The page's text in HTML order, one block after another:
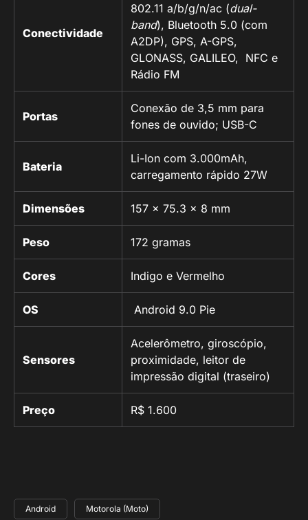
Conectividade
802.11 a/b/g/n/ac (dual-
band), Bluetooth 5.0 (com
A2DP), GPS, A-GPS,
GLONASS, GALILEO, NFC e
Rádio FM
Portas
Conexão de 3,5 mm para
fones de ouvido; USB-C
Bateria
Li-Ion com 3.000mAh,
carregamento rápido 27W
Dimensões 157 x 75.3 x 8 mm
Peso 172 gramas
Cores Indigo e Vermelho
OS Android 9.0 Pie
Sensores
Acelerômetro, giroscópio,
proximidade, leitor de
impressão digital (traseiro)
Preço R$ 1.600
Android Motorola (Moto)